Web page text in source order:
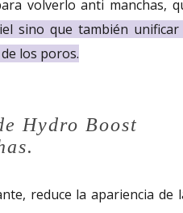
volverlo anti manchas,
sino que también unificar
los poros.
Hydro Boost
reduce la apariencia de